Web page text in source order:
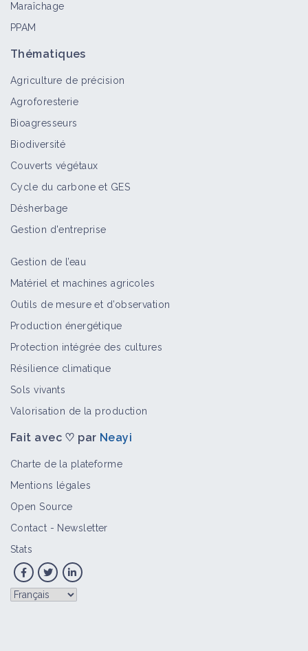
Maraîchage
PPAM
Thématiques
Agriculture de précision
Agroforesterie
Bioagresseurs
Biodiversité
Couverts végétaux
Cycle du carbone et GES
Désherbage
Gestion d'entreprise
Gestion de l’eau
Matériel et machines agricoles
Outils de mesure et d’observation
Production énergétique
Protection intégrée des cultures
Résilience climatique
Sols vivants
Valorisation de la production
Fait avec ♡ par Neayi
Charte de la plateforme
Mentions légales
Open Source
Contact - Newsletter
Stats